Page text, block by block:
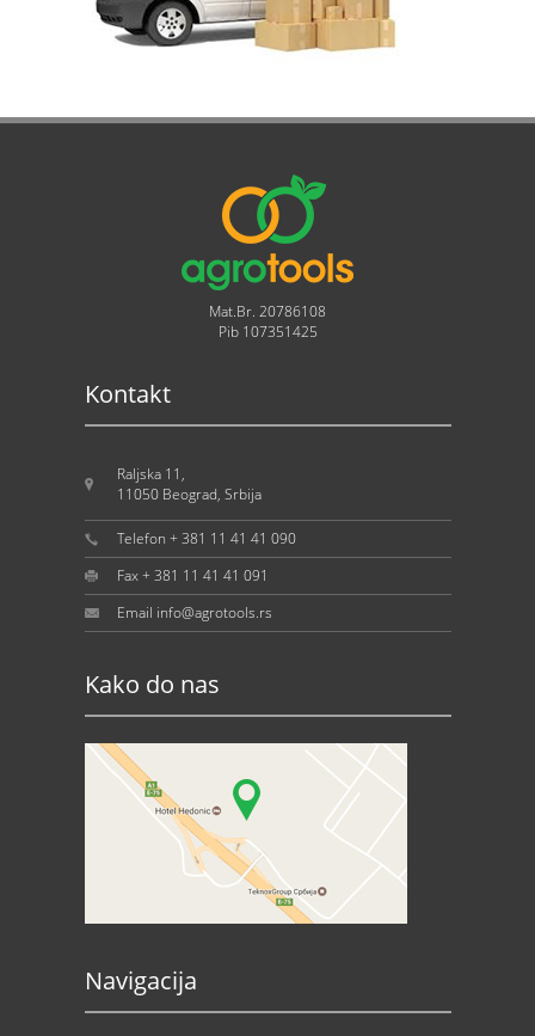
Mat.Br. 20786108
Pib 107351425
Kontakt
Raljska 11,
11050 Beograd, Srbija
Telefon + 381 11 41 41 090
Fax + 381 11 41 41 091
Email info@agrotools.rs
Kako do nas
Navigacija